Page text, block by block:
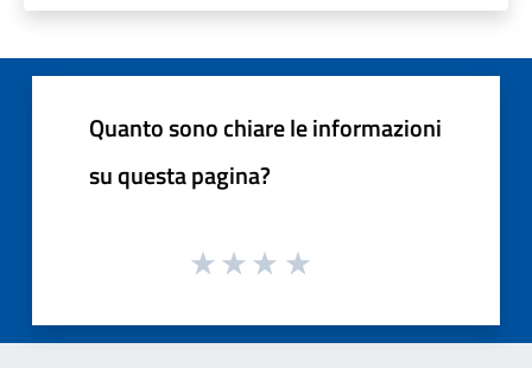
Quanto sono chiare le informazioni
su questa pagina?